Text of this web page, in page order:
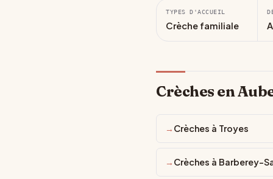
TYPES D'ACCUEIL
Crèche familiale
Crèches en
Crèches à Troyes
Crèches à Barberey-